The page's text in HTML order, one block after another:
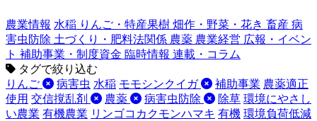
農業情報 水稲 りんご・特産果樹 畑作・野菜・花き 畜産 病
害虫防除 土づくり・肥料法関係 農薬 農業経営 広報・イベン
ト 補助事業・制度資金 臨時情報 連載・コラム
タグで絞り込む
りんご
病害虫 水稲 モモシンクイガ 補助事業 農薬適正
使用 交信撹乱剤 農薬 病害虫防除 除草 環境にやさし
い農業 有機農業 リンゴコカクモンハマキ 有機 環境負荷低減